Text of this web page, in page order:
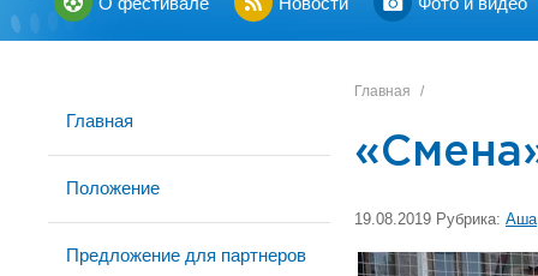
Главная
Положение
Предложение для партнеров
Главная /
19.08.2019 Рубрика: Аша